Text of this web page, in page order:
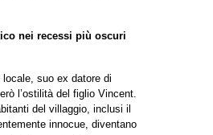
nei recessi più oscuri
suo ex datore di
l’ostilità del figlio Vincent.
del villaggio, inclusi il
innocue, diventano